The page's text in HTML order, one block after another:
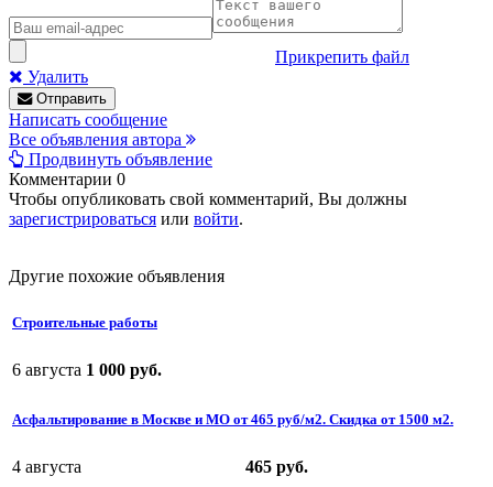
Прикрепить файл
Удалить
Отправить
Написать сообщение
Все объявления автора
Продвинуть объявление
Комментарии 0
Чтобы опубликовать свой комментарий, Вы должны
зарегистрироваться или войти.
Другие похожие объявления
Строительные работы
6 августа 1 000 руб.
Асфальтирование в Москве и МО от 465 руб/м2. Скидка от 1500 м2.
4 августа 465 руб.